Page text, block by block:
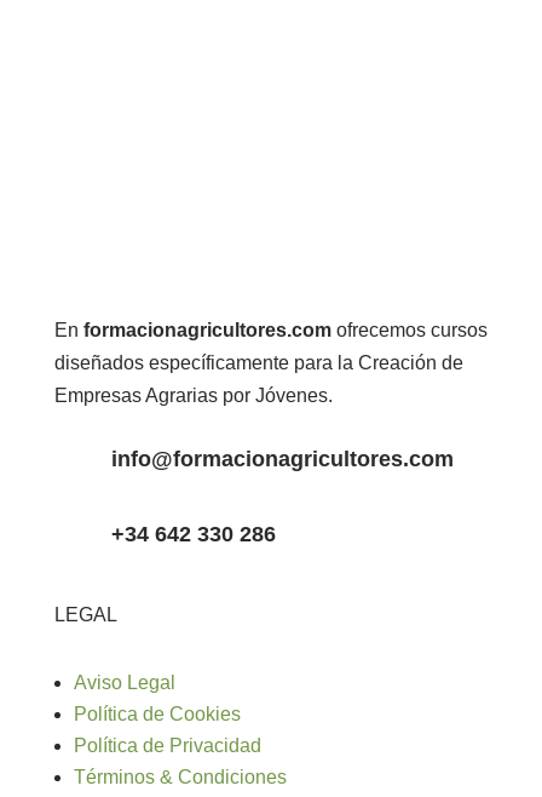
En formacionagricultores.comofrecemos cursos
diseñados específicamente para la Creación de
Empresas Agrarias por Jóvenes.
info@formacionagricultores.com
+34 642 330 286
LEGAL
Aviso Legal
Política de Cookies
Política de Privacidad
Términos & Condiciones